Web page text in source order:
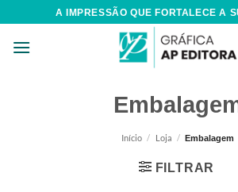
to
content
A IMPRESSÃO QUE FORTALECE A
Início / Loja / Embalagem
FILTRAR